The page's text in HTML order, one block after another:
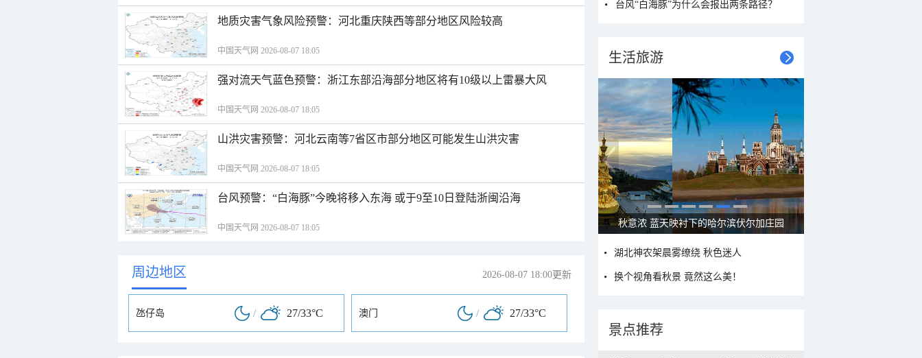
地质灾害气象风险预警：河北重庆陕西等部分地区风险较高
中国天气网 2026-08-07 18:05
强对流天气蓝色预警：浙江东部沿海部分地区将有10级以上雷暴大风
中国天气网 2026-08-07 18:05
山洪灾害预警：河北云南等7省区市部分地区可能发生山洪灾害
中国天气网 2026-08-07 18:05
台风预警：“白海豚”今晚将移入东海 或于9至10日登陆浙闽沿海
中国天气网 2026-08-07 18:05
周边地区 2026-08-07 18:00更新
氹仔岛 / 27/33°C 澳门 / 27/33°C
台风“白海豚”为什么会报出两条路径？
生活旅游
秋意浓 蓝天映衬下的哈尔滨伏尔加庄园
湖北神农架晨雾缭绕 秋色迷人
换个视角看秋景 竟然这么美！
景点推荐